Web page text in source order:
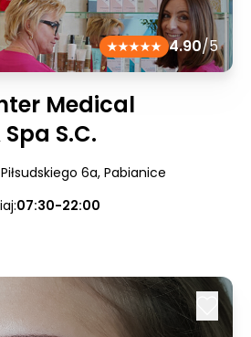
4.90/5
Medical
S.C.
6a, Pabianice
07:30-22:00